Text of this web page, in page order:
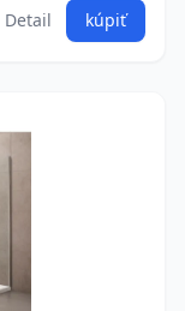
Detail kúpiť